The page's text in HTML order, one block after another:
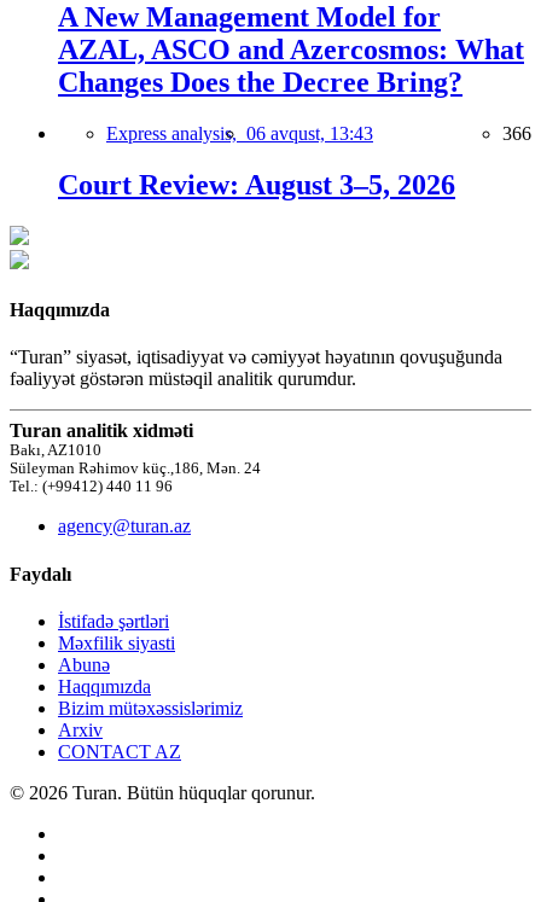
A New Management Model for
AZAL, ASCO and Azercosmos: What
Changes Does the Decree Bring?
Express analysis, 06 avqust, 13:43 366
Court Review: August 3–5, 2026
Haqqımızda
“Turan” siyasət, iqtisadiyyat və cəmiyyət həyatının qovuşuğunda
fəaliyyət göstərən müstəqil analitik qurumdur.
Turan analitik xidməti
Bakı, AZ1010
Süleyman Rəhimov küç.,186, Mən. 24
Tel.: (+99412) 440 11 96
agency@turan.az
Faydalı
İstifadə şərtləri
Məxfilik siyasti
Abunə
Haqqımızda
Bizim mütəxəssislərimiz
Arxiv
CONTACT AZ
© 2026 Turan. Bütün hüquqlar qorunur.